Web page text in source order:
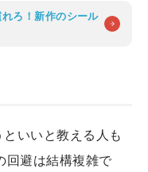
れろ！新作のシール
いいと教える人も
回避は結構複雑で